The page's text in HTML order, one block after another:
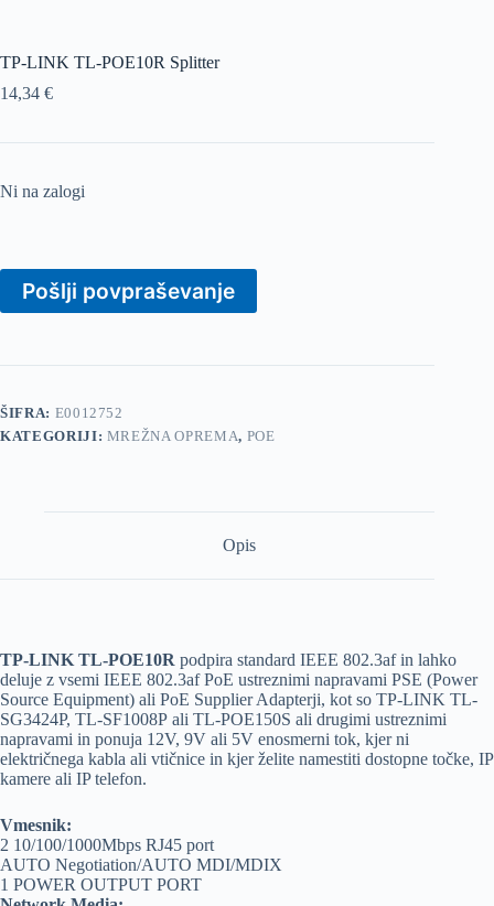
TP-LINK TL-POE10R Splitter
14,34 €
Ni na zalogi
Pošlji povpraševanje
ŠIFRA: E0012752
KATEGORIJI: MREŽNA OPREMA, POE
Opis
TP-LINK TL-POE10R podpira standard IEEE 802.3af in lahko
deluje z vsemi IEEE 802.3af PoE ustreznimi napravami PSE (Power
Source Equipment) ali PoE Supplier Adapterji, kot so TP-LINK TL-
SG3424P, TL-SF1008P ali TL-POE150S ali drugimi ustreznimi
napravami in ponuja 12V, 9V ali 5V enosmerni tok, kjer ni
električnega kabla ali vtičnice in kjer želite namestiti dostopne točke, IP
kamere ali IP telefon.
Vmesnik:
2 10/100/1000Mbps RJ45 port
AUTO Negotiation/AUTO MDI/MDIX
1 POWER OUTPUT PORT